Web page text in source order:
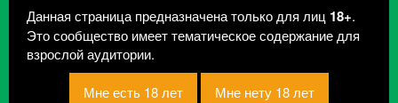
Данная страница предназначена только для лиц 18+.
Это сообщество имеет тематическое содержание для
взрослой аудитории.гейская музыка
Всего 35, за сегодня 0 сообщений
отправлено / Рейтинг 0